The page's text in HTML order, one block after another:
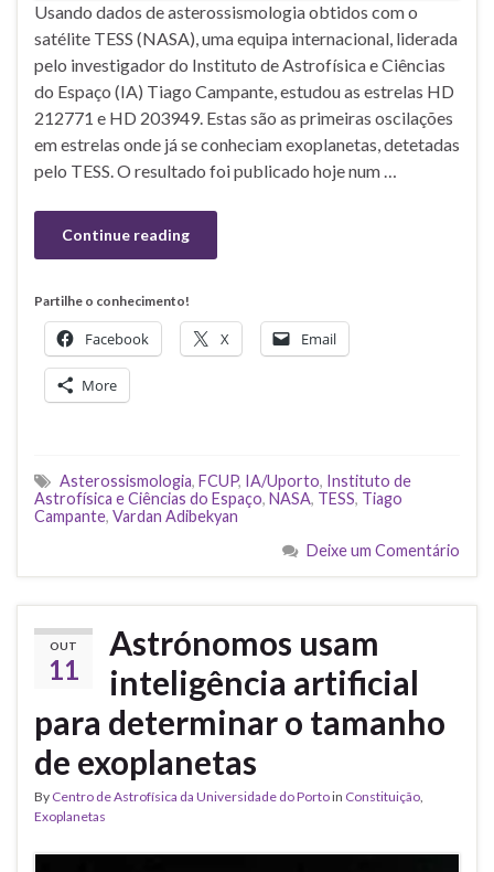
Usando dados de asterossismologia obtidos com o
satélite TESS (NASA), uma equipa internacional, liderada
pelo investigador do Instituto de Astrofísica e Ciências
do Espaço (IA) Tiago Campante, estudou as estrelas HD
212771 e HD 203949. Estas são as primeiras oscilações
em estrelas onde já se conheciam exoplanetas, detetadas
pelo TESS. O resultado foi publicado hoje num …
Continue reading
Partilhe o conhecimento!
Facebook X Email
More
Asterossismologia, FCUP, IA/Uporto, Instituto de
Astrofísica e Ciências do Espaço, NASA, TESS, Tiago
Campante, Vardan Adibekyan
Deixe um Comentário
OUT
11
Astrónomos usam
inteligência artificial
para determinar o tamanho
de exoplanetas
By Centro de Astrofísica da Universidade do Portoin Constituição,
Exoplanetas